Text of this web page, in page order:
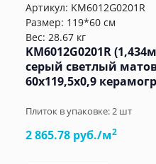
Артикул: KM6012G0201R
Размер: 119*60 см
Вес: 28.67 кг
KM6012G0201R
серый светлый
60x119,5x0,9
Плиток в упаковке:2 шт
2 865.78 руб./м2